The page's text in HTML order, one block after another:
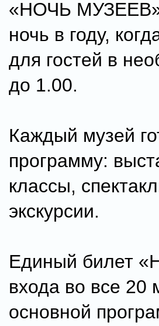
«НОЧЬ МУЗЕЕВ»
ночь в году,
для гостей в
до 1.00.
Каждый музей
программу:
классы,
экскурсии.
Единый билет
входа во все 20
основной